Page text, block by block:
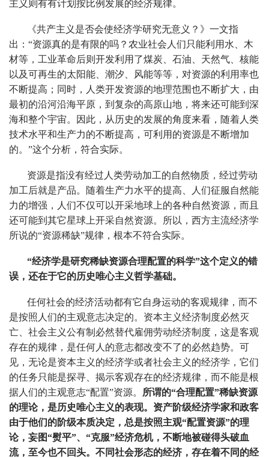
主义则有有计划按比例发展的经济规律。
《共产主义是否会使经济学研究无意义？》一文指
出：“资源真的是有限的吗？农业社会人们只能利用水、木
材等，工业革命后则开发利用了煤炭、石油、天然气、核能
以及可再生的太阳能、潮汐、风能等等，对资源的利用率也
不断提高；同时，人类开发资源的地理范围也不断扩大，由
最初的沿河沿海平原，到复杂的高原山地，将来还可能到深
海和整个宇宙。因此，从历史的发展的角度来看，随着人类
技术水平和生产力的不断提高，可利用的资源是不断增加
的。”这个分析，符合实际。
资源是指没有经过人类劳动加工的自然物质，经过劳动
加工后就是产品。随着生产力水平的提高、人们征服自然能
力的增强，人们不仅可以开采地球上的各种自然资源，而且
还可能到其它星球上开采自然资源。所以，西方主流经济学
所说的“资源稀缺”规律，根本不符合实际。
“经济学是研究稀缺资源合理配置的科学”这个定义的错
误，还在于它的历史唯心主义哲学基础。
任何社会的经济活动都有它自身运动的客观规律，而不
是按照人们的主观意志决定的。资本主义经济制度必然灭
亡、社会主义公有制必然替代雇佣劳动经济制度，这是客观
存在的规律，是任何人的意志都改变不了的必然趋势。可
见，无论是资本主义的经济学或者社会主义的经济学，它们
的任务只能是探寻、揭示客观存在的经济规律，而不能是根
据人们的主观意志“配置”资源。
所谓的“合理配置”稀缺资源
的理论，是历史唯心主义的表现。资产阶级经济学家和政客
由于他们的阶级本质决定，总是按照主观“配置资源”的理
论，妄图“熨平”、“克服”经济危机，不断地被碰得头破血
流，至今也不回头。不同社会形态的经济，存在着不同的经